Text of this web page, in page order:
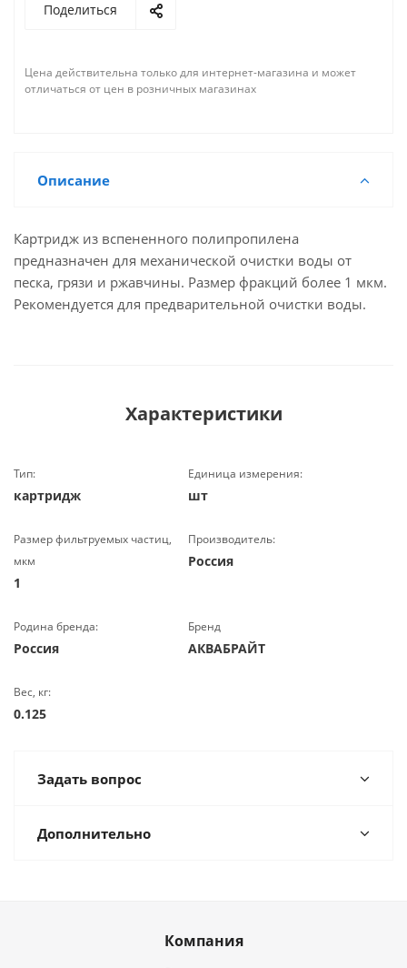
Поделиться
Цена действительна только для интернет-магазина и может
отличаться от цен в розничных магазинах
Описание
Картридж из вспененного полипропилена
предназначен для механической очистки воды от
песка, грязи и ржавчины. Размер фракций более 1 мкм.
Рекомендуется для предварительной очистки воды.
Характеристики
Тип:
картридж
Единица измерения:
шт
Размер фильтруемых частиц,
мкм
1
Производитель:
Россия
Родина бренда:
Россия
Бренд
АКВАБРАЙТ
Вес, кг:
0.125
Задать вопрос
Дополнительно
Компания